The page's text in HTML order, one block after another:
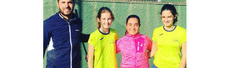
CATALAN.